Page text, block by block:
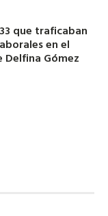
que traficaban
en el
Gómez